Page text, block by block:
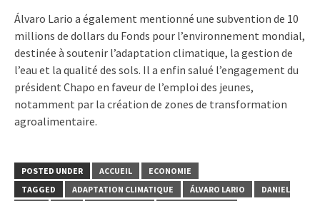
Álvaro Lario a également mentionné une subvention de 10
millions de dollars du Fonds pour l’environnement mondial,
destinée à soutenir l’adaptation climatique, la gestion de
l’eau et la qualité des sols. Il a enfin salué l’engagement du
président Chapo en faveur de l’emploi des jeunes,
notamment par la création de zones de transformation
agroalimentaire.
POSTED UNDER ACCUEIL
ECONOMIE
TAGGED
ADAPTATION CLIMATIQUE ÁLVARO LARIO
DANIEL